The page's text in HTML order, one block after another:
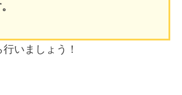
いましょう！